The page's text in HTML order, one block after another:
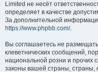
Limited не несёт
определяет в качестве
За дополнительной
https://www.phpbb.com/.
Вы соглашаетесь не
клеветнических сообщений,
национальной розни и прочих
законы вашей страны, страны,